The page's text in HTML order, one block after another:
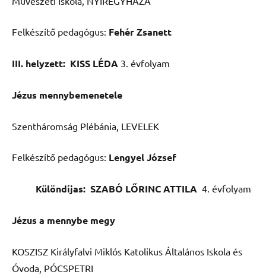
Felkészítő pedagógus: Fehér Zsanett
III. helyzett: KISS LÉDA 3. évfolyam
Jézus mennybemenetele
Szentháromság Plébánia, LEVELEK
Felkészítő pedagógus: Lengyel József
Különdíjas: SZABÓ LŐRINC ATTILA 4. évfolyam
Jézus a mennybe megy
KOSZISZ Királyfalvi Miklós Katolikus Általános Iskola és
Óvoda, PÓCSPETRI